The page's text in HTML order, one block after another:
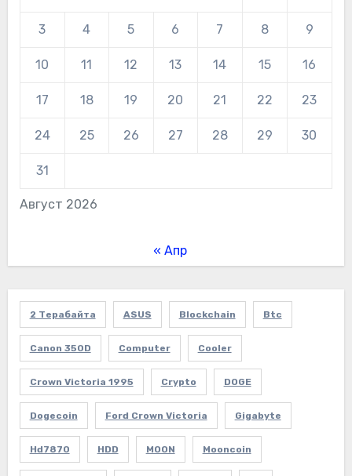
Август 2026
3 4 5 6 7 8 9
10 11 12 13 14 15 16
17 18 19 20 21 22 23
24 25 26 27 28 29 30
31
« Апр
2 Терабайта ASUS Blockchain Btc
Canon 350D Computer Cooler
Crown Victoria 1995 Crypto DOGE
Dogecoin Ford Crown Victoria Gigabyte
Hd7870 HDD MOON Mooncoin